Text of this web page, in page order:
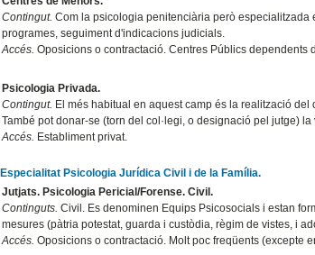
Contingut. Com la psicologia penitenciària però
programes, seguiment d'indicacions judicials.
Accés. Oposicions o contractació. Centres Públics dependents
Psicologia Privada.
Contingut. El més habitual en aquest camp és la realització
També pot donar-se (torn del col·legi, o designació pel jutge)
Accés. Establiment privat.
Especialitat Psicologia Jurídica Civil i de la Família.
Jutjats. Psicologia Pericial/Forense. Civil.
Continguts. Civil. Es denominen Equips Psicosocials i estan
mesures (pàtria potestat, guarda i custòdia, règim de vistes, i
Accés. Oposicions o contractació. Molt poc freqüents (excepte